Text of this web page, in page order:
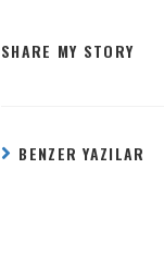
SHARE MY STORY
BENZER YAZILAR